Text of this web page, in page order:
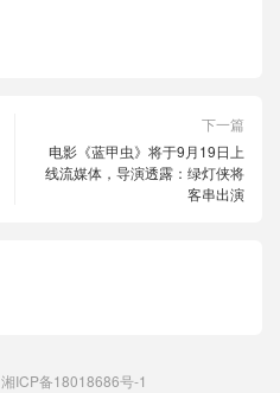
下一篇
电影《蓝甲虫》将于9月19日上
线流媒体，导演透露：绿灯侠将
客串出演
湘ICP备18018686号-1